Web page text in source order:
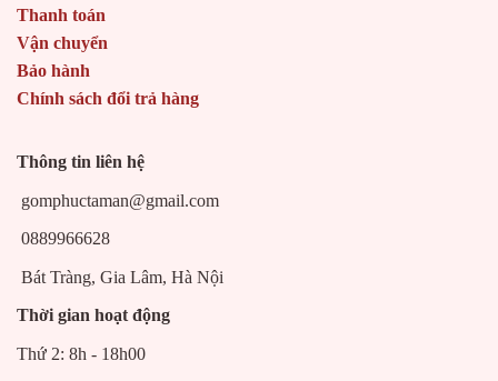
Thanh toán
Vận chuyển
Bảo hành
Chính sách đổi trả hàng
Thông tin liên hệ
gomphuctaman@gmail.com
0889966628
Bát Tràng, Gia Lâm, Hà Nội
Thời gian hoạt động
Thứ 2: 8h - 18h00